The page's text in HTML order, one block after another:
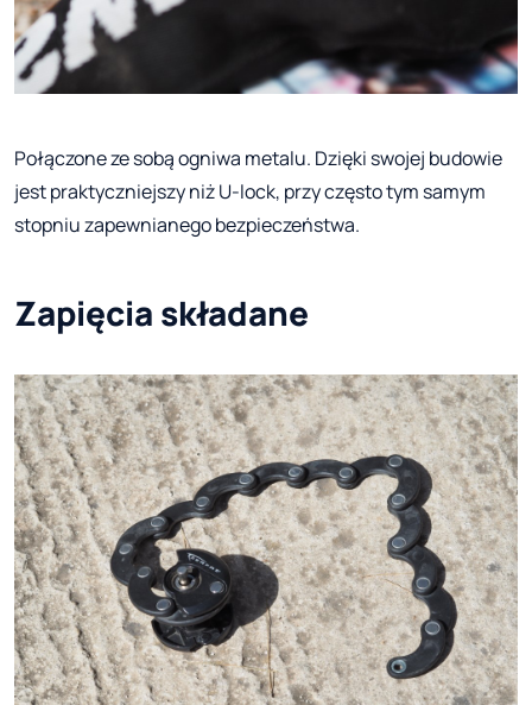
Połączone ze sobą ogniwa metalu. Dzięki swojej budowie
jest praktyczniejszy niż U-lock, przy często tym samym
stopniu zapewnianego bezpieczeństwa.
Zapięcia składane